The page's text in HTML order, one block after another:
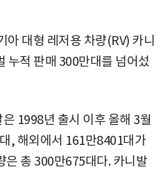
대형 레저용 차량(RV) 카니
누적 판매 300만대를 넘어섰
1998년 출시 이후 올해 3월
, 해외에서 161만8401대가
은 총 300만675대다. 카니발